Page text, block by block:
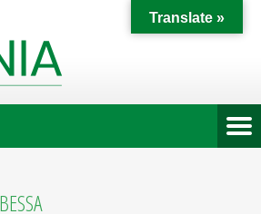
Translate »